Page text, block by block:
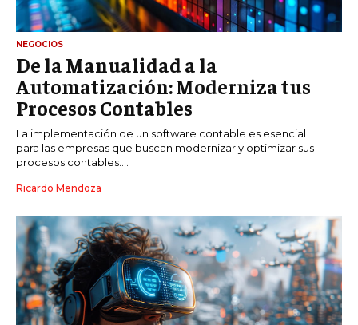
NEGOCIOS
De la Manualidad a la
Automatización: Moderniza tus
Procesos Contables
La implementación de un software contable es esencial
para las empresas que buscan modernizar y optimizar sus
procesos contables....
Ricardo Mendoza